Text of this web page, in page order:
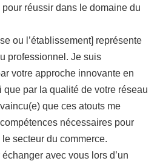
réussir dans le domaine du
ou l’établissement] représente
professionnel. Je suis
votre approche innovante en
que par la qualité de votre réseau
que ces atouts me
nécessaires pour
secteur du commerce.
avec vous lors d’un